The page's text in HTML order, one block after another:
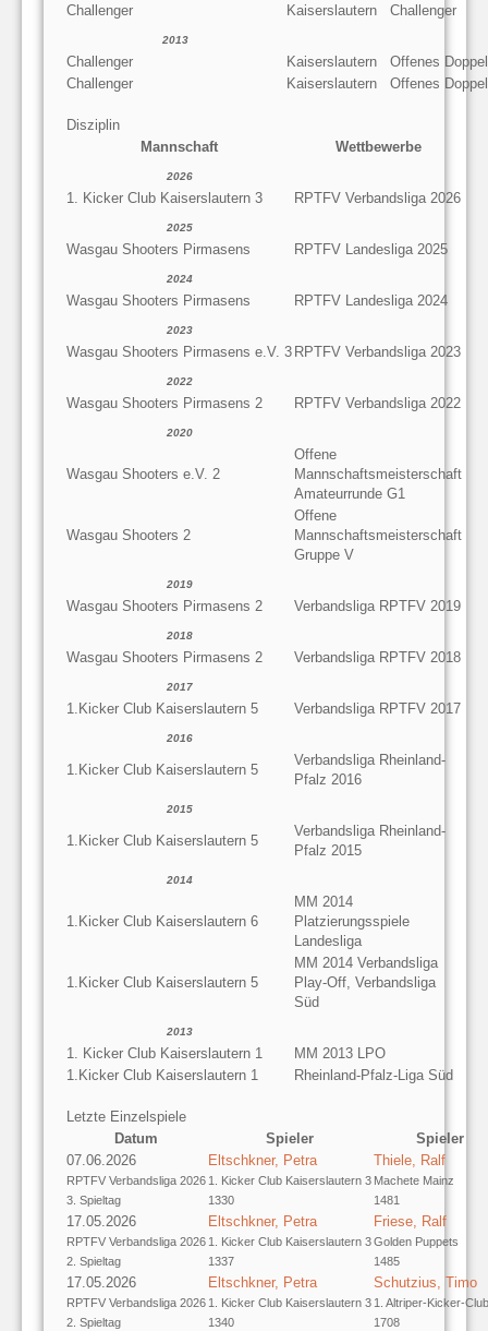
Challenger
Kaiserslautern Challenger
2013
Challenger Kaiserslautern
Offenes Doppel
Challenger
Kaiserslautern Offenes Doppel
Disziplin
Mannschaft
Wettbewerbe
2026
1. Kicker Club Kaiserslautern 3 RPTFV Verbandsliga 2026
2025
Wasgau Shooters Pirmasens RPTFV Landesliga 2025
2024
Wasgau Shooters Pirmasens RPTFV Landesliga 2024
2023
Wasgau Shooters Pirmasens e.V. 3 RPTFV Verbandsliga 2023
2022
Wasgau Shooters Pirmasens 2 RPTFV Verbandsliga 2022
2020
Wasgau Shooters e.V. 2
Offene
Mannschaftsmeisterschaft
Amateurrunde G1
Wasgau Shooters 2
Offene
Mannschaftsmeisterschaft
Gruppe V
2019
Wasgau Shooters Pirmasens 2 Verbandsliga RPTFV 2019
2018
Wasgau Shooters Pirmasens 2 Verbandsliga RPTFV 2018
2017
1.Kicker Club Kaiserslautern 5 Verbandsliga RPTFV 2017
2016
1.Kicker Club Kaiserslautern 5
Verbandsliga Rheinland-
Pfalz 2016
2015
1.Kicker Club Kaiserslautern 5
Verbandsliga Rheinland-
Pfalz 2015
2014
1.Kicker Club Kaiserslautern 6
MM 2014
Platzierungsspiele
Landesliga
1.Kicker Club Kaiserslautern 5
MM 2014 Verbandsliga
Play-Off, Verbandsliga
Süd
2013
1. Kicker Club Kaiserslautern 1
MM 2013 LPO
1.Kicker Club Kaiserslautern 1
Rheinland-Pfalz-Liga Süd
Letzte Einzelspiele
Datum
Spieler
Spieler
07.06.2026
RPTFV Verbandsliga 2026
3. Spieltag
Eltschkner, Petra
1. Kicker Club Kaiserslautern 3
1330
Thiele, Ralf
Machete Mainz
1481
17.05.2026
RPTFV Verbandsliga 2026
2. Spieltag
Eltschkner, Petra
1. Kicker Club Kaiserslautern 3
1337
Friese, Ralf
Golden Puppets
1485
17.05.2026
RPTFV Verbandsliga 2026
2. Spieltag
Eltschkner, Petra
1. Kicker Club Kaiserslautern 3
1340
Schutzius, Timo
1. Altriper-Kicker-Club
1708